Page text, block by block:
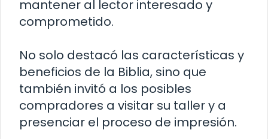
mantener al lector interesado y
comprometido.
No solo destacó las características y
beneficios de la Biblia, sino que
también invitó a los posibles
compradores a visitar su taller y a
presenciar el proceso de impresión.